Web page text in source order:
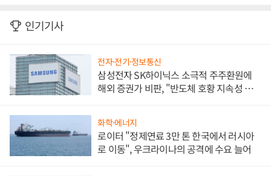
인기기사
전자·전기·정보통신
삼성전자 SK하이닉스 소극적 주주환원에
해외 증권가 비판, "반도체 호황 지속성 의
화학·에너지
로이터 "정제연료 3만 톤 한국에서 러시아
로 이동", 우크라이나의 공격에 수요 늘어